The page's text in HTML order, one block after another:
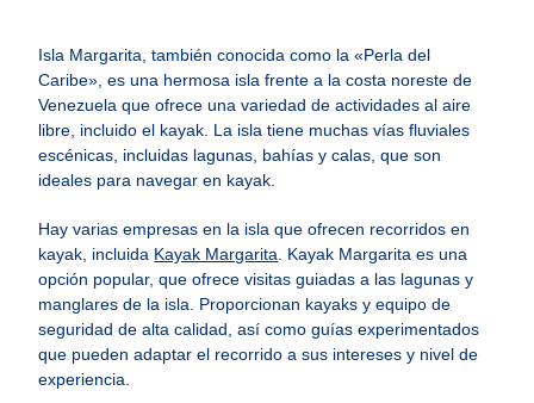
Isla Margarita, también conocida como la «Perla del
Caribe», es una hermosa isla frente a la costa noreste de
Venezuela que ofrece una variedad de actividades al aire
libre, incluido el kayak. La isla tiene muchas vías fluviales
escénicas, incluidas lagunas, bahías y calas, que son
ideales para navegar en kayak.
Hay varias empresas en la isla que ofrecen recorridos en
kayak, incluida Kayak Margarita . Kayak Margarita es una
opción popular, que ofrece visitas guiadas a las lagunas y
manglares de la isla. Proporcionan kayaks y equipo de
seguridad de alta calidad, así como guías experimentados
que pueden adaptar el recorrido a sus intereses y nivel de
experiencia.